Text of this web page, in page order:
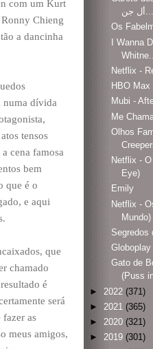
com um Kurt
Chieng
a dancinha
numa dívida
tensos
cena famosa
bem
que é o
e aqui
que
chamado
é
será
fazer as
meus amigos,
أل جن...
Os
I Wanna
Whitne...
Netflix -
HBO
Mubi -
Me
Olhos
Netflix -
Eye)
Emily
Netflix -
Mundo)
Segredos
Gato de
(Puss
► 2022 (371)
► 2021 (365)
► 2020 (321)
► 2019 (301)